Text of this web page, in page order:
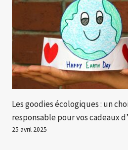
Les goodies écologiques : un
responsable pour vos cadeaux
25 avril 2025